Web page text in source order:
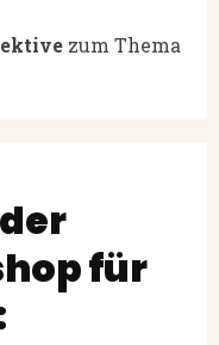
zum Thema
für